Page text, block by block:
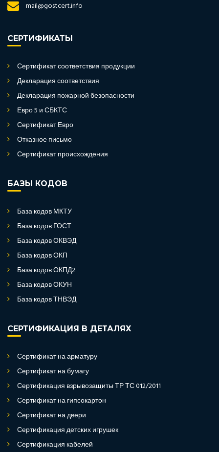
mail@gostcert.info
СЕРТИФИКАТЫ
Сертификат соответствия продукции
Декларация соответствия
Декларация пожарной безопасности
Евро 5 и СБКТС
Сертификат Евро
Отказное письмо
Сертификат происхождения
БАЗЫ КОДОВ
База кодов МКТУ
База кодов ГОСТ
База кодов ОКВЭД
База кодов ОКП
База кодов ОКПД2
База кодов ОКУН
База кодов ТНВЭД
СЕРТИФИКАЦИЯ В ДЕТАЛЯХ
Сертификат на арматуру
Сертификат на бумагу
Сертификация взрывозащиты ТР ТС 012/2011
Сертификат на гипсокартон
Сертификат на двери
Сертификация детских игрушек
Сертификация кабелей